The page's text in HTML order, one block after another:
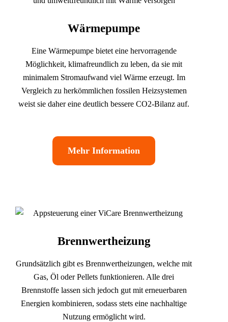
Wärmepumpe
Eine Wärmepumpe bietet eine hervorragende
Möglichkeit, klimafreundlich zu leben, da sie mit
minimalem Stromaufwand viel Wärme erzeugt. Im
Vergleich zu herkömmlichen fossilen Heizsystemen
weist sie daher eine deutlich bessere CO2-Bilanz auf.
Mehr Information
Brennwertheizung
Grundsätzlich gibt es Brennwertheizungen, welche mit
Gas, Öl oder Pellets funktionieren. Alle drei
Brennstoffe lassen sich jedoch gut mit erneuerbaren
Energien kombinieren, sodass stets eine nachhaltige
Nutzung ermöglicht wird.